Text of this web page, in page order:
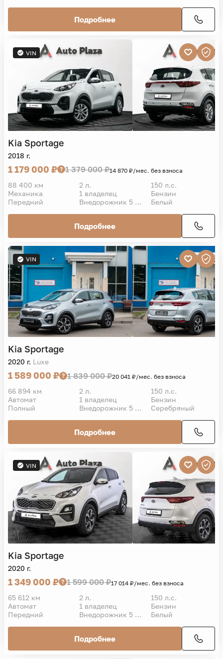
Подробнее
VIN
Kia Sportage
2018 г.
1 179 000 ₽ 1 379 000 ₽14 870 ₽/мес. без взноса
88 400 км 2 л.
150 л.с.
Механика
1 владелец
Бензин
Передний
Внедорожник 5 дв. Белый
Подробнее
VIN
Kia Sportage
2020 г. Luxe
1 589 000 ₽ 1 839 000 ₽20 041 ₽/мес. без взноса
66 894 км 2 л.
150 л.с.
Автомат
1 владелец
Бензин
Полный
Внедорожник 5 дв. Серебряный
Подробнее
VIN
Kia Sportage
2020 г.
1 349 000 ₽ 1 599 000 ₽17 014 ₽/мес. без взноса
65 612 км 2 л.
150 л.с.
Автомат
1 владелец
Бензин
Передний
Внедорожник 5 дв. Белый
Подробнее